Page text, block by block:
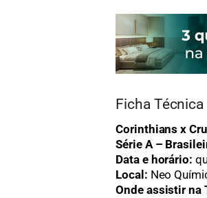
Ficha Técnica
Corinthians x
Série A –
Data e horário:
Local: Neo
Onde assistir na